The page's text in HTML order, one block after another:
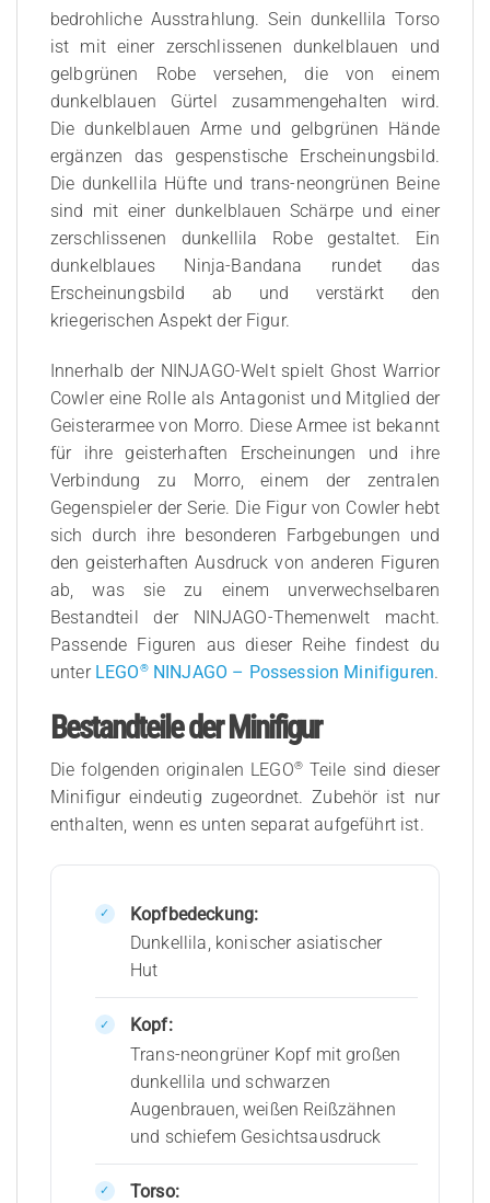
bedrohliche Ausstrahlung. Sein dunkellila Torso
ist mit einer zerschlissenen dunkelblauen und
gelbgrünen Robe versehen, die von einem
dunkelblauen Gürtel zusammengehalten wird.
Die dunkelblauen Arme und gelbgrünen Hände
ergänzen das gespenstische Erscheinungsbild.
Die dunkellila Hüfte und trans-neongrünen Beine
sind mit einer dunkelblauen Schärpe und einer
zerschlissenen dunkellila Robe gestaltet. Ein
dunkelblaues Ninja-Bandana rundet das
Erscheinungsbild ab und verstärkt den
kriegerischen Aspekt der Figur.
Innerhalb der NINJAGO-Welt spielt Ghost Warrior
Cowler eine Rolle als Antagonist und Mitglied der
Geisterarmee von Morro. Diese Armee ist bekannt
für ihre geisterhaften Erscheinungen und ihre
Verbindung zu Morro, einem der zentralen
Gegenspieler der Serie. Die Figur von Cowler hebt
sich durch ihre besonderen Farbgebungen und
den geisterhaften Ausdruck von anderen Figuren
ab, was sie zu einem unverwechselbaren
Bestandteil der NINJAGO-Themenwelt macht.
Passende Figuren aus dieser Reihe findest du
unter LEGO®NINJAGO – Possession Minifiguren.
Bestandteile der Minifigur
Die folgenden originalen LEGO®Teile sind dieser
Minifigur eindeutig zugeordnet. Zubehör ist nur
enthalten, wenn es unten separat aufgeführt ist.
Kopfbedeckung:
Dunkellila, konischer asiatischer
Hut
Kopf:
Trans-neongrüner Kopf mit großen
dunkellila und schwarzen
Augenbrauen, weißen Reißzähnen
und schiefem Gesichtsausdruck
Torso: